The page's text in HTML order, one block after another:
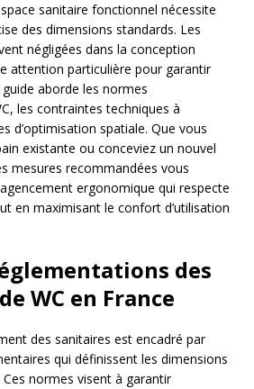
sanitaire fonctionnel nécessite
des dimensions standards. Les
négligées dans la conception
attention particulière pour garantir
aborde les normes
les contraintes techniques à
d’optimisation spatiale. Que vous
existante ou conceviez un nouvel
mesures recommandées vous
ergonomique qui respecte
en maximisant le confort d’utilisation
des
WC en France
des sanitaires est encadré par
qui définissent les dimensions
normes visent à garantir